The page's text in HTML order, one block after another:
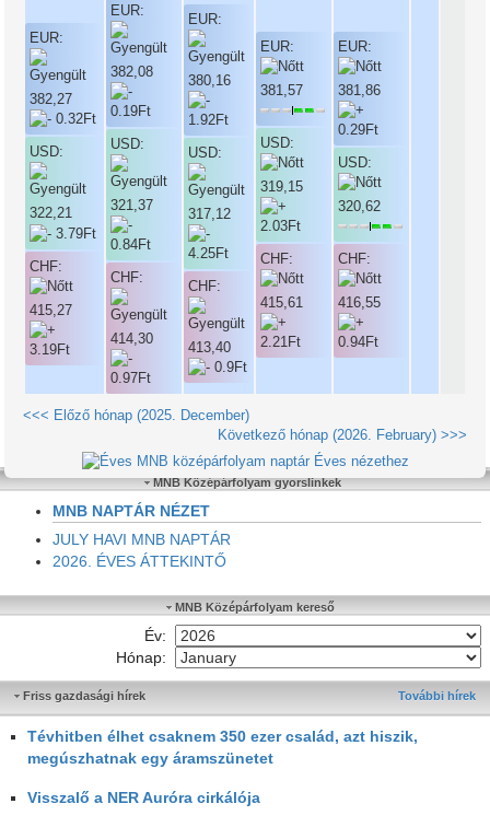
EUR:
382,27
USD:
322,21
CHF:
415,27
EUR:
382,08
USD:
321,37
CHF:
414,30
EUR:
380,16
USD:
317,12
CHF:
413,40
EUR:
381,57
USD:
319,15
CHF:
415,61
EUR:
381,86
USD:
320,62
CHF:
416,55
<<< Előző hónap (2025. December)
Következő hónap (2026. February) >>>
Éves nézethez
MNB Középárfolyam gyorslinkek
MNB NAPTÁR NÉZET
JULY HAVI MNB NAPTÁR
2026. ÉVES ÁTTEKINTŐ
MNB Középárfolyam kereső
Év:
Hónap:
Friss gazdasági hírek További hírek
Tévhitben élhet csaknem 350 ezer család, azt hiszik,
megúszhatnak egy áramszünetet
Visszalő a NER Auróra cirkálója